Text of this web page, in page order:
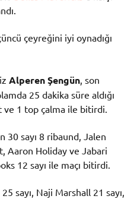
çeyreğini iyi oynadığı
Alperen Şengün , son
25 dakika süre aldığı
ve 1 top çalma ile bitirdi.
30 sayı 8 ribaund, Jalen
Aaron Holiday ve Jabari
12 sayı ile maçı bitirdi.
sayı, Naji Marshall 21 sayı,